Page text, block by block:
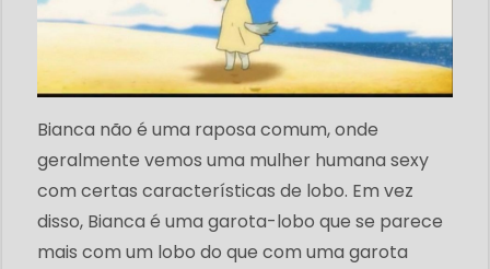
Bianca não é uma raposa comum, onde
geralmente vemos uma mulher humana sexy
com certas características de lobo. Em vez
disso, Bianca é uma garota-lobo que se parece
mais com um lobo do que com uma garota